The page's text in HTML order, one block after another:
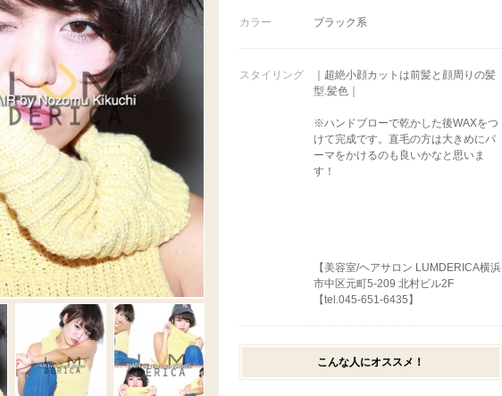
カラー ブラック系
スタイリング
｜超絶小顔カットは前髪と顔周りの髪
型.髪色｜
※ハンドブローで乾かした後WAXをつ
けて完成です。直毛の方は大きめにパ
ーマをかけるのも良いかなと思いま
す！
【美容室/ヘアサロン LUMDERICA横浜
市中区元町5-209 北村ビル2F
【tel.045-651-6435】
こんな人にオススメ！